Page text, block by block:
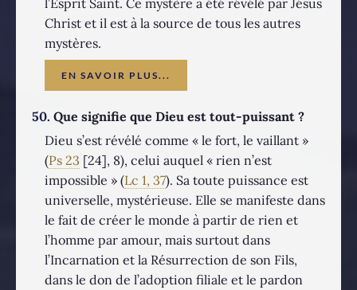
Christ et il est à la source de tous les autres
mystères.
EN SAVOIR PLUS...
50. Que signifie que Dieu est tout-puissant ?
Dieu s’est révélé comme « le fort, le vaillant »
(Ps 23 [24], 8), celui auquel « rien n’est
impossible » (Lc 1, 37). Sa toute puissance est
universelle, mystérieuse. Elle se manifeste dans
le fait de créer le monde à partir de rien et
l’homme par amour, mais surtout dans
l’Incarnation et la Résurrection de son Fils,
dans le don de l’adoption filiale et le pardon